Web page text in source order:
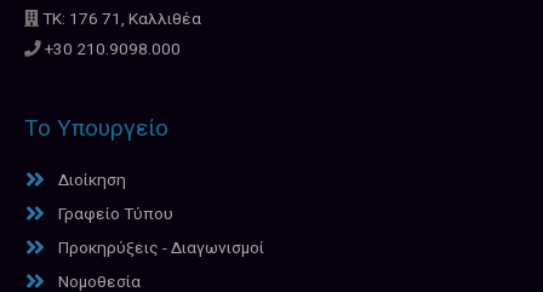
ΤΚ: 176 71, Καλλιθέα
+30 210.9098.000
Το Υπουργείο
Διοίκηση
Γραφείο Τύπου
Προκηρύξεις - Διαγωνισμοί
Νομοθεσία